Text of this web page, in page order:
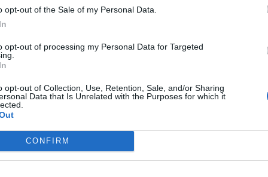
opt-out of the Sale of my Personal Data.
opt-out of processing my Personal Data for Targeted
opt-out of Collection, Use, Retention, Sale, and/or Sharing
Data that Is Unrelated with the Purposes for which it
CONFIRM